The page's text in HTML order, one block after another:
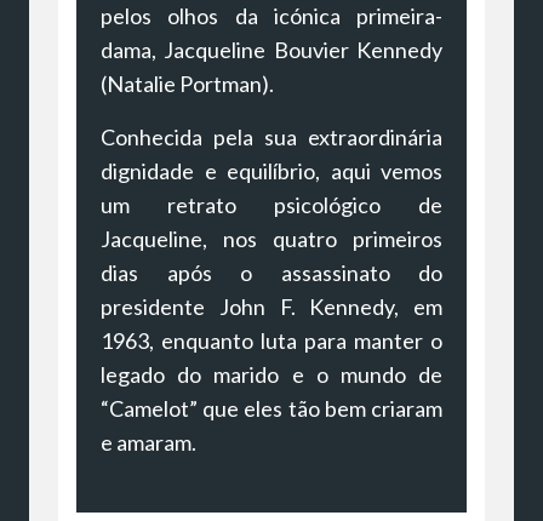
pelos olhos da icónica primeira-
dama, Jacqueline Bouvier Kennedy
(Natalie Portman).
Conhecida pela sua extraordinária
dignidade e equilíbrio, aqui vemos
um retrato psicológico de
Jacqueline, nos quatro primeiros
dias após o assassinato do
presidente John F. Kennedy, em
1963, enquanto luta para manter o
legado do marido e o mundo de
“Camelot” que eles tão bem criaram
e amaram.